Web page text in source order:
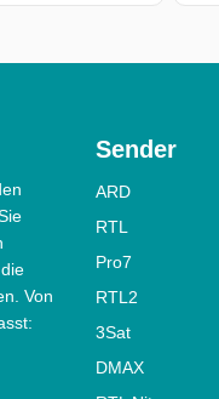
Von
Sender
ARD
RTL
Pro7
RTL2
3Sat
DMAX